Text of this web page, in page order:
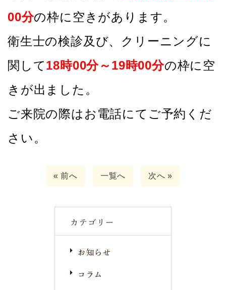
00分の枠に空きがあります。
衛生士の検診及び、クリーニングに
関して18時00分～19時00分の枠に空
きが出ました。
ご来院の際はお電話にてご予約くだ
さい。
« 前へ 一覧へ 次へ »
カテゴリー
お知らせ
コラム